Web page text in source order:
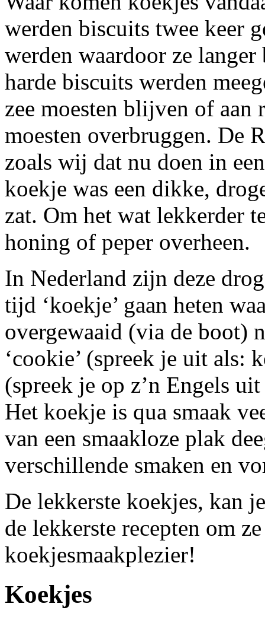
werden biscuits twee keer
werden waardoor ze
harde biscuits werden
zee moesten blijven of aan
moesten overbruggen. De
zoals wij dat nu doen in
koekje was een dikke,
zat. Om het wat lekkerder
honing of peper overheen.
In Nederland zijn deze
tijd ‘koekje’ gaan heten
overgewaaid (via de boot)
‘cookie’ (spreek je uit als:
(spreek je op z’n Engels
Het koekje is qua smaak
van een smaakloze plak
verschillende smaken en
De lekkerste koekjes, kan
de lekkerste recepten om
koekjesmaakplezier!
Koekjes